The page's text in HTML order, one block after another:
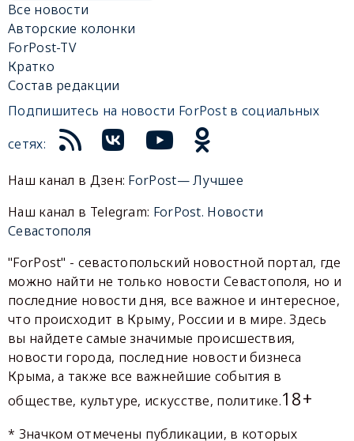
Все новости
Авторские колонки
ForPost-TV
Кратко
Состав редакции
Подпишитесь на новости ForPost в социальных
сетях:
Наш канал в Дзен: ForPost— Лучшее
Наш канал в Telegram: ForPost. Новости
Севастополя
"ForPost" - севастопольский новостной портал, где
можно найти не только новости Севастополя, но и
последние новости дня, все важное и интересное,
что происходит в Крыму, России и в мире. Здесь
вы найдете самые значимые происшествия,
новости города, последние новости бизнеса
Крыма, а также все важнейшие события в
обществе, культуре, искусстве, политике.18+
* Значком отмечены публикации, в которых